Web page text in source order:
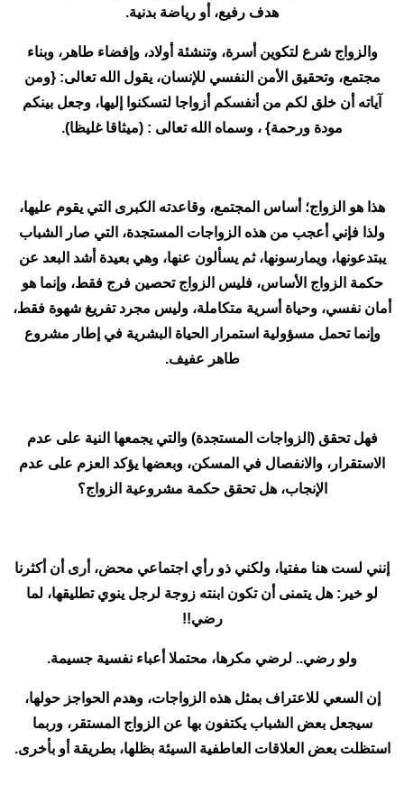
هدف رفيع، أو رياضة بدنية.
والزواج شرع لتكوين أسرة، وتنشئة أولاد، وإفضاء طاهر، وبناء
مجتمع، وتحقيق الأمن النفسي للإنسان، يقول الله تعالى: {ومن
آياته أن خلق لكم من أنفسكم أزواجا لتسكنوا إليها، وجعل بينكم
مودة ورحمة} ، وسماه الله تعالى : (ميثاقا غليظا).
هذا هو الزواج؛ أساس المجتمع، وقاعدته الكبرى التي يقوم عليها،
ولذا فإني أعجب من هذه الزواجات المستجدة، التي صار الشباب
يبتدعونها، ويمارسونها، ثم يسألون عنها، وهي بعيدة أشد البعد عن
حكمة الزواج الأساس، فليس الزواج تحصين فرج فقط، وإنما هو
أمان نفسي، وحياة أسرية متكاملة، وليس مجرد تفريغ شهوة فقط،
وإنما تحمل مسؤولية استمرار الحياة البشرية في إطار مشروع
طاهر عفيف.
فهل تحقق (الزواجات المستجدة) والتي يجمعها النية على عدم
الاستقرار، والانفصال في المسكن، وبعضها يؤكد العزم على عدم
الإنجاب، هل تحقق حكمة مشروعية الزواج؟
إنني لست هنا مفتيا، ولكني ذو رأي اجتماعي محض، أرى أن أكثرنا
لو خير: هل يتمنى أن تكون ابنته زوجة لرجل ينوي تطليقها، لما
رضي!!
ولو رضي.. لرضي مكرها، محتملا أعباء نفسية جسيمة.
إن السعي للاعتراف بمثل هذه الزواجات، وهدم الحواجز حولها،
سيجعل بعض الشباب يكتفون بها عن الزواج المستقر، وربما
استظلت بعض العلاقات العاطفية السيئة بظلها، بطريقة أو بأخرى.